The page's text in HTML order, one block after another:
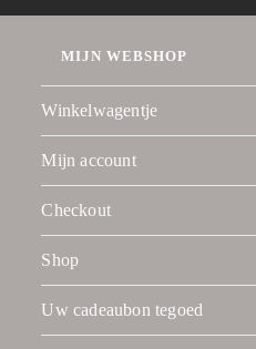
MIJN WEBSHOP
Winkelwagentje
Mijn account
Checkout
Shop
Uw cadeaubon tegoed